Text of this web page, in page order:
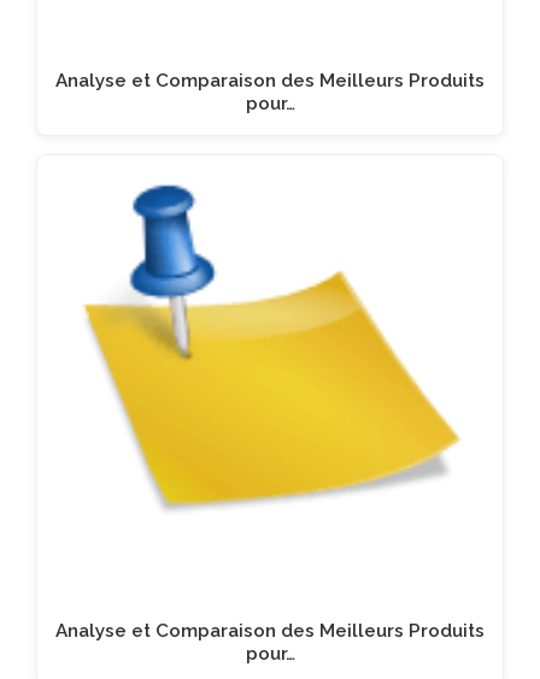
Analyse et Comparaison des Meilleurs Produits
pour…
Analyse et Comparaison des Meilleurs Produits
pour…